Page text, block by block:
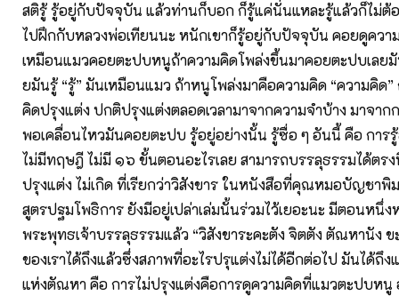
สติรู้ รู้อยู่กับปัจจุบัน แล้วท่านก็บอก ก็รู้แค่นั่นแหละรู้แล้วก็ไม่ต้
ไปฝึกกับหลวงพ่อเทียนนะ หนักเขาก็รู้อยู่กับปัจจุบัน คอยดูคว
เหมือนแมวคอยตะปบหนูถ้าความคิดโพล่งขึ้นมาคอยตะปบเลย
ยมันรู้ “รู้” มันเหมือนแมว ถ้าหนูโพล่งมาคือความคิด “ความคิด”
คิดปรุงแต่ง ปกติปรุงแต่งตลอดเวลามาจากความจำบ้าง มาจ
พอเคลื่อนไหวมันคอยตะปบ รู้อยู่อย่างนั้น รู้ซื่อ ๆ อันนี้ คือ กา
ไม่มีทฤษฎี ไม่มี ๑๖ ขั้นตอนอะไรเลย สามารถบรรลุธรรมได้ตร
ปรุงแต่ง ไม่เกิด ที่เรียกว่าวิสังขาร ในหนังสือที่คุณหมอบัญชาพิ
สูตรปฐมโพธิการ ยังมีอยู่เปล่าเล่มนั้นร่วมไว้เยอะนะ มีตอนหนึ่ง
พระพุทธเจ้าบรรลุธรรมแล้ว “วิสังขาระคะตัง จิตตัง ตัณหานัง
ของเราได้ถึงแล้วซึ่งสภาพที่อะไรปรุแต่งไม่ได้อีกต่อไป มันได้ถึ
แห่งตัณหา คือ การไม่ปรุงแต่งคือการดูความคิดที่แมวตะปบหนู